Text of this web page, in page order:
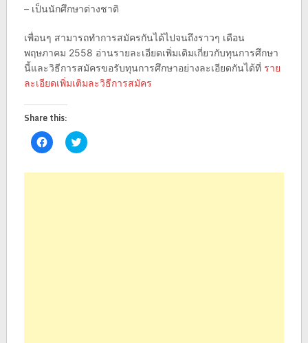
– เป็นนักศึกษาต่างชาติ
เพื่อนๆ สามารถทำการสมัครกันได้ไปจนถึงราวๆ เดือน
พฤษภาคม 2558 อ่านรายละเอียดเพิ่มเติมเกี่ยวกับทุนการศึกษา
นี้และวิธีการสมัครขอรับทุนการศึกษาอย่างละเอียดกันได้ที่ ราย
ละเอียดเพิ่มเติมละวิธีการสมัคร
Share this:
Click
to
Facebook
Click
to
Twitter